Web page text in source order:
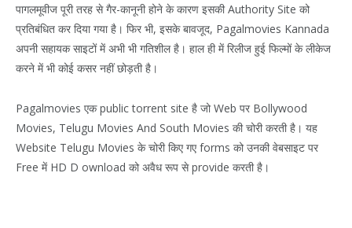
पागलमूवीज पूरी तरह से गैर-कानूनी होने के कारण इसकी Authority Site को
प्रतिबंधित कर दिया गया है। फिर भी, इसके बावजूद, Pagalmovies Kannada
अपनी सहायक साइटों में अभी भी गतिशील है। हाल ही में रिलीज हुई फिल्मों के लीकेज
करने में भी कोई कसर नहीं छोड़ती है।
Pagalmovies एक public torrent site है जो Web पर Bollywood
Movies, Telugu Movies And South Movies की चोरी करती है। यह
Website Telugu Movies के चोरी किए गए forms को उनकी वेबसाइट पर
Free में HD D ownload को अवैध रूप से provide करती है।